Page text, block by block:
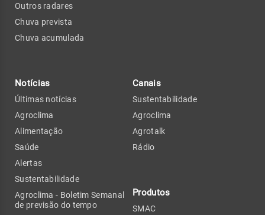
Outros radares
Chuva prevista
Chuva acumulada
Notícias
Últimas notícias
Agroclima
Alimentação
Saúde
Alertas
Sustentabilidade
Agroclima - Boletim Semanal
de previsão do tempo
Canais
Sustentabilidade
Agroclima
Agrotalk
Rádio
Produtos
SMAC